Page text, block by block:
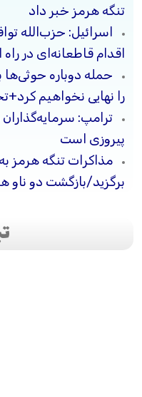
تنگه هرمز خبر داد
اسرائیل: حزب‌الله
اقدام قاطعانه‌ای در
حمله دوباره حوثی‌ها
را نهایی نخواهیم
ترامپ: سرمایه‌گذاران
پیروزی است
مذاکرات تنگه هرمز
برگزید/بازگشت دو ناو